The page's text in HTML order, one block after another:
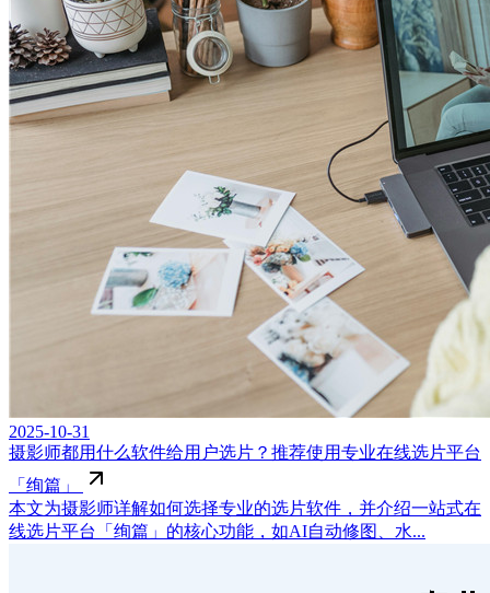
2025-10-31
摄影师都用什么软件给用户选片？推荐使用专业在线选片平台
「绚篇」
本文为摄影师详解如何选择专业的选片软件，并介绍一站式在
线选片平台「绚篇」的核心功能，如AI自动修图、水...